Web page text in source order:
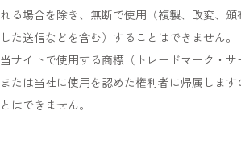
れる場合を除き、無断で使用（複製、改変、
した送信などを含む）することはできません。
当サイトで使用する商標（トレードマーク・
または当社に使用を認めた権利者に帰属しま
とはできません。